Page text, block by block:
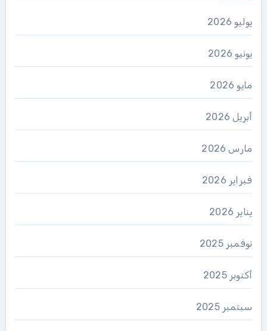
يوليو 2026
يونيو 2026
مايو 2026
أبريل 2026
مارس 2026
فبراير 2026
يناير 2026
نوفمبر 2025
أكتوبر 2025
سبتمبر 2025